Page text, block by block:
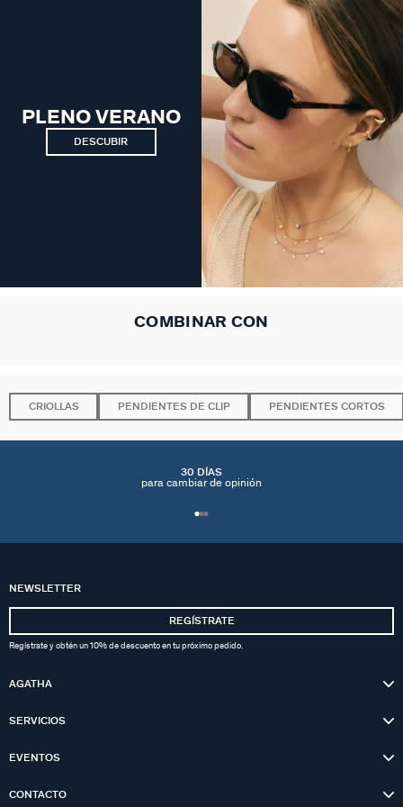
PLENO VERANO
DESCUBIR
COMBINAR CON
CRIOLLAS PENDIENTES DE CLIP PENDIENTES CORTOS
30 DÍAS
para cambiar de opinión
NEWSLETTER
REGÍSTRATE
Regístrate y obtén un 10% de descuento en tu próximo pedido.
AGATHA
SERVICIOS
EVENTOS
CONTACTO